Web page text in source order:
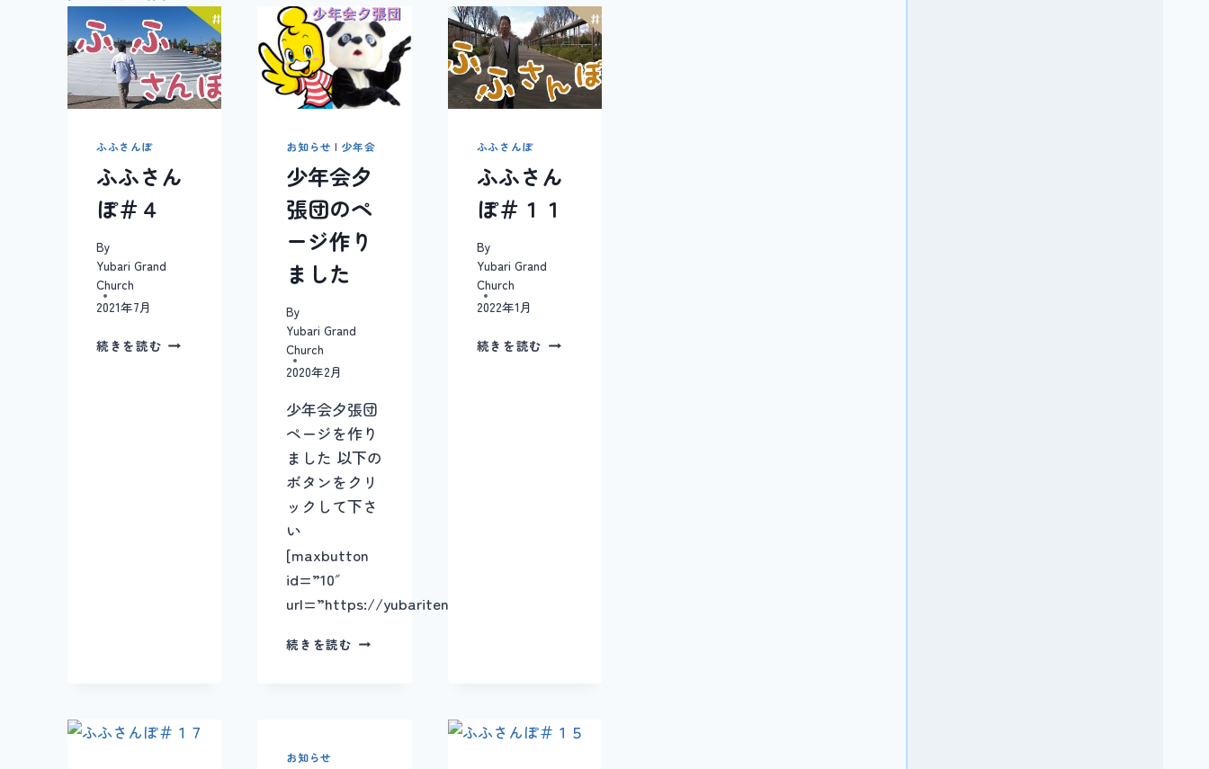
ゲ
ー
シ
ふふさんぽ
ふふさん
ぽ＃４
By
Yubari Grand
Church
2021年7月
続きを読む
お知らせ | 少年会
少年会夕
張団のペ
ージ作り
ました
By
Yubari Grand
Church
2020年2月
少年会夕張団
ページを作り
ました 以下の
ボタンをクリ
ックして下さ
い
[maxbutton
id=”10″
url=”https://yubariten.main.jp/wordpress…
続きを読む
ふふさんぽ
ふふさん
ぽ＃１１
By
Yubari Grand
Church
2022年1月
続きを読む
お知らせ